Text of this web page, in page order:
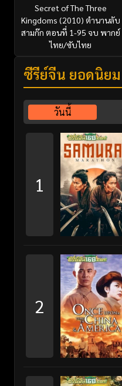
Secret of The Three
Kingdoms (2010) ตำนานลับ
สามก๊ก ตอนที่ 1-95 จบ พากย์
ไทย/ซับไทย
ซีรี่ย์จีน ยอดนิยม
วันนี้
1
2